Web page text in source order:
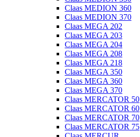
Claas MEDION 360
Claas MEDION 370
Claas MEGA 202
Claas MEGA 203
Claas MEGA 204
Claas MEGA 208
Claas MEGA 218
Claas MEGA 350
Claas MEGA 360
Claas MEGA 370
Claas MERCATOR 50
Claas MERCATOR 60
Claas MERCATOR 70
Claas MERCATOR 75